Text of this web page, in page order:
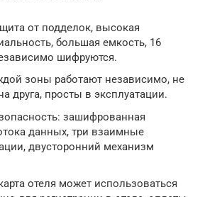
от подделок, высокая
большая емкость, 16
шифруются.
зоны работают независимо, не
друга, просты в эксплуатации.
зашифрованная
данных, три взаимные
двусторонний механизм
отеля может использоваться